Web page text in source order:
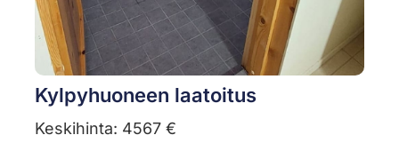
Kylpyhuoneen laatoitus
Keskihinta: 4567 €